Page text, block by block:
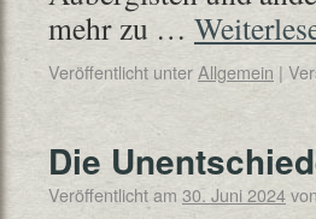
mehr zu …
Veröffentlicht unter Allgemein |
Die
Veröffentlicht am 30. Juni 2024von